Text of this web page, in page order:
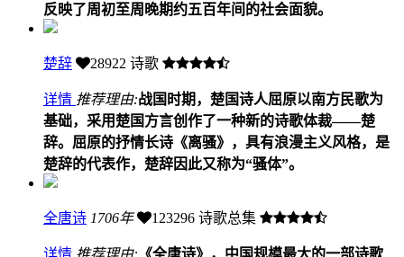
反映了周初至周晚期约五百年间的社会面貌。
楚辞 28922 诗歌
详情 推荐理由:战国时期，楚国诗人屈原以南方民歌为
基础，采用楚国方言创作了一种新的诗歌体裁——楚
辞。屈原的抒情长诗《离骚》，具有浪漫主义风格，是
楚辞的代表作，楚辞因此又称为“骚体”。
全唐诗 1706年 123296 诗歌总集
详情 推荐理由: 《全唐诗》，中国规模最大的一部诗歌